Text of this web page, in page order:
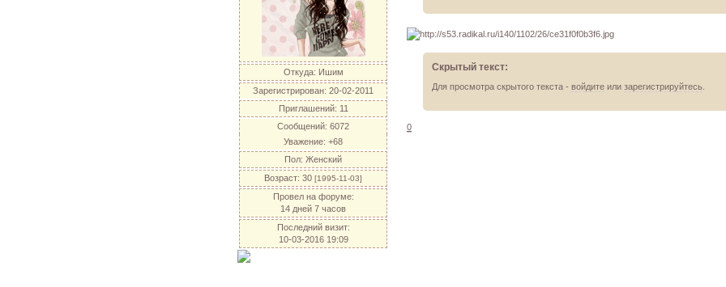
Откуда: Ишим
Зарегистрирован: 20-02-2011
Приглашений: 11
Сообщений: 6072
Уважение: +68
Пол: Женский
Возраст: 30 [1995-11-03]
Провел на форуме:
14 дней 7 часов
Последний визит:
10-03-2016 19:09
Скрытый текст:
Для просмотра скрытого текста - войдитеили зарегистрируйтесь.
0